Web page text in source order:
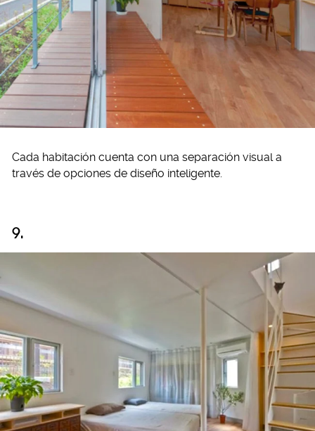
Cada habitación cuenta con una separación visual a
través de opciones de diseño inteligente.
9.